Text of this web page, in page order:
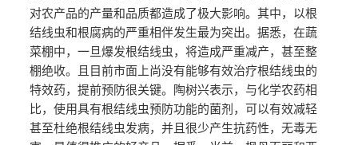
对农产品的产量和品质都造成了极大影响。其中，以根
结线虫和根腐病的严重相伴发生最为突出。据悉，在蔬
菜棚中，一旦爆发根结线虫，将造成严重减产，甚至整
棚绝收。且目前市面上尚没有能够有效治疗根结线虫的
特效药，提前预防很关键。陶树兴表示，与化学农药相
比，使用具有根结线虫预防功能的菌剂，可以有效减轻
甚至杜绝根结线虫发病，并且很少产生抗药性，无毒无